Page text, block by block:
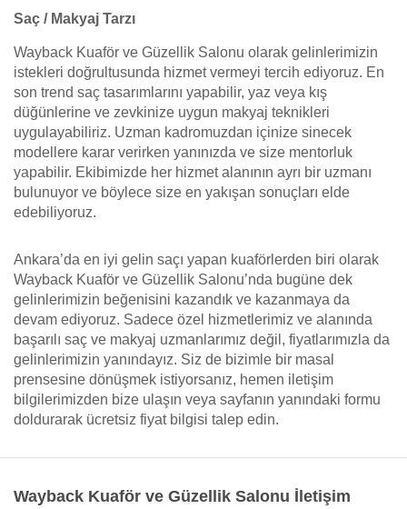
Saç / Makyaj Tarzı
Wayback Kuaför ve Güzellik Salonu olarak gelinlerimizin
istekleri doğrultusunda hizmet vermeyi tercih ediyoruz. En
son trend saç tasarımlarını yapabilir, yaz veya kış
düğünlerine ve zevkinize uygun makyaj teknikleri
uygulayabiliriz. Uzman kadromuzdan içinize sinecek
modellere karar verirken yanınızda ve size mentorluk
yapabilir. Ekibimizde her hizmet alanının ayrı bir uzmanı
bulunuyor ve böylece size en yakışan sonuçları elde
edebiliyoruz.
Ankara’da en iyi gelin saçı yapan kuaförlerden biri olarak
Wayback Kuaför ve Güzellik Salonu’nda bugüne dek
gelinlerimizin beğenisini kazandık ve kazanmaya da
devam ediyoruz. Sadece özel hizmetlerimiz ve alanında
başarılı saç ve makyaj uzmanlarımız değil, fiyatlarımızla da
gelinlerimizin yanındayız. Siz de bizimle bir masal
prensesine dönüşmek istiyorsanız, hemen iletişim
bilgilerimizden bize ulaşın veya sayfanın yanındaki formu
doldurarak ücretsiz fiyat bilgisi talep edin.
Wayback Kuaför ve Güzellik Salonu İletişim